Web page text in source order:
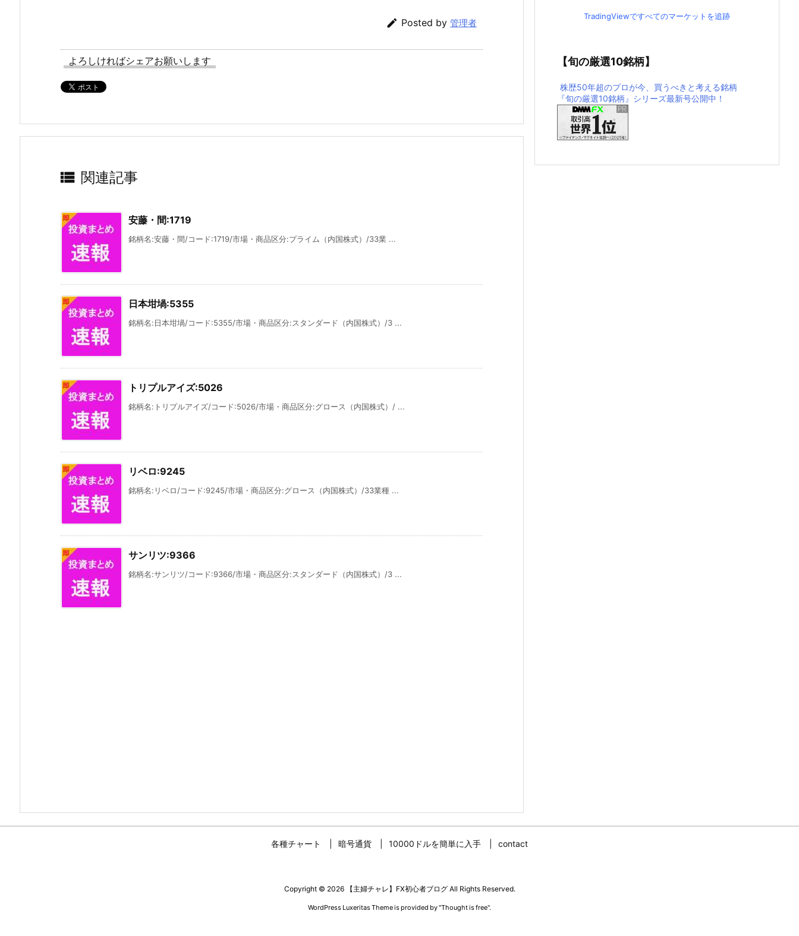
 Posted by 管理者
よろしければシェアお願いします
 関連記事
安藤・間:1719
銘柄名:安藤・間/コード:1719/市場・商品区分:プライム（内国株式）/33業 ...
日本坩堝:5355
銘柄名:日本坩堝/コード:5355/市場・商品区分:スタンダード（内国株式）/3 ...
トリプルアイズ:5026
銘柄名:トリプルアイズ/コード:5026/市場・商品区分:グロース（内国株式）/ ...
リベロ:9245
銘柄名:リベロ/コード:9245/市場・商品区分:グロース（内国株式）/33業種 ...
サンリツ:9366
銘柄名:サンリツ/コード:9366/市場・商品区分:スタンダード（内国株式）/3 ...
TradingViewですべてのマーケットを追跡
【旬の厳選10銘柄】
株歴50年超のプロが今、買うべきと考える銘柄
『旬の厳選10銘柄』シリーズ最新号公開中！
各種チャート 暗号通貨 10000ドルを簡単に入手 contact
Copyright © 2026 【主婦チャレ】FX初心者ブログAll Rights Reserved.
WordPress Luxeritas Theme is provided by "Thought is free".